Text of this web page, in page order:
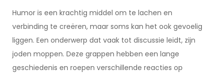
Humor is een krachtig middel om te lachen en
verbinding te creëren, maar soms kan het ook gevoelig
liggen. Een onderwerp dat vaak tot discussie leidt, zijn
joden moppen. Deze grappen hebben een lange
geschiedenis en roepen verschillende reacties op